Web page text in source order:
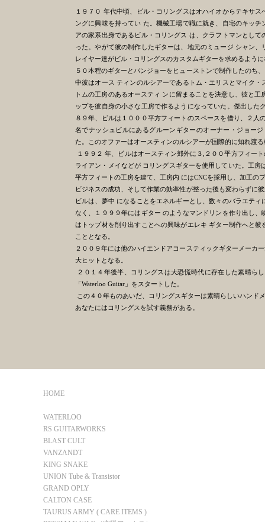
１９７０ 年代中頃、ビル・コリングスはオハイオからテキサ
ングに興味を持ってい た。機械工場で職に就き、自宅のキッ
アの家系出身であるビル・コリングス は、クラフトマンとし
った。やがて彼の制作したギターは、地元のミュージ シャン
レイヤー達がビル・コリングスのカスタムギターを求めるよう
５０本程のギターとバンジョーをヒューストンで制作したのち
中彼はオース ティンのルシアーであるトム・エリスとマイク
トムの工房のあるオースティ ンに留まることを決意し、彼と
ップを彼自身の小さな工房で作るようになっていた。傑出し
８９年、ビルは１０００平方フィートのスペースを借り、２
名でナッシュビルにあるグルーンギターのオーナー・ジョー
た。このオファーはオースティンのルシアーが国際的に知れ渡
１９９２ 年、ビルはオースティン郊外に３,２００平方フィー
ライアン・メイなどが コリングスギターを使用していた。工
平方フィートの工房を建て、工房内 にはCNCを採用し、加工
ビジネスの成功、そして作業の効率性が整った後も変わらずに
ビルは、夢中 になることをエネルギーとし、数々のバラエテ
なく、１９９９年にはギター のようなマンドリンを作り出し
はトップ材を削り出すことへの興味がエレキ ギター制作へと
こととなる。
２００９年には他のハイエンドアコースティックギターメーカ
大ヒットとなる。
２０１４年後半、コリングスは大恐慌時代に存在した素晴ら
「Waterloo Guitar」をスタートした。
この４０年ものあいだ、コリングスギターは素晴らしいハン
あなたにはコリングスを試す義務がある。
HOME
WATERLOO
RS GUITARWORKS
BLAST CULT
VANZANDT
KING SNAKE
UNION Tube & Transistor
GRAND OPLY
CALTON CASE
TAURUS ARMY ( CARE ITEMS )